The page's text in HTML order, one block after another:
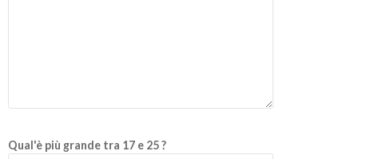
Qual'è più grande tra 17 e 25 ?